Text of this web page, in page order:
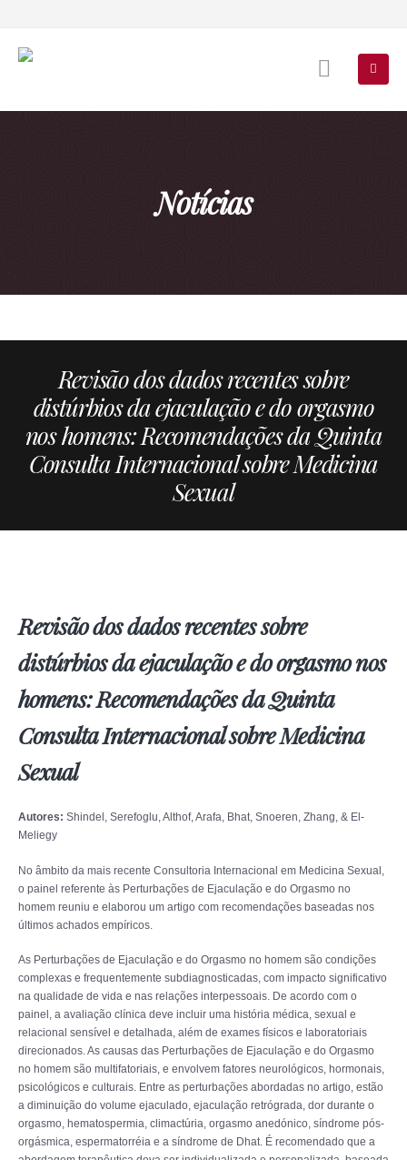
Notícias
Revisão dos dados recentes sobre
distúrbios da ejaculação e do orgasmo
nos homens: Recomendações da Quinta
Consulta Internacional sobre Medicina
Sexual
Revisão dos dados recentes sobre
distúrbios da ejaculação e do orgasmo nos
homens: Recomendações da Quinta
Consulta Internacional sobre Medicina
Sexual
Autores: Shindel, Serefoglu, Althof, Arafa, Bhat, Snoeren, Zhang, & El-
Meliegy
No âmbito da mais recente Consultoria Internacional em Medicina Sexual,
o painel referente às Perturbações de Ejaculação e do Orgasmo no
homem reuniu e elaborou um artigo com recomendações baseadas nos
últimos achados empíricos.
As Perturbações de Ejaculação e do Orgasmo no homem são condições
complexas e frequentemente subdiagnosticadas, com impacto significativo
na qualidade de vida e nas relações interpessoais. De acordo com o
painel, a avaliação clínica deve incluir uma história médica, sexual e
relacional sensível e detalhada, além de exames físicos e laboratoriais
direcionados. As causas das Perturbações de Ejaculação e do Orgasmo
no homem são multifatoriais, e envolvem fatores neurológicos, hormonais,
psicológicos e culturais. Entre as perturbações abordadas no artigo, estão
a diminuição do volume ejaculado, ejaculação retrógrada, dor durante o
orgasmo, hematospermia, climactúria, orgasmo anedónico, síndrome pós-
orgásmica, espermatorréia e a síndrome de Dhat. É recomendado que a